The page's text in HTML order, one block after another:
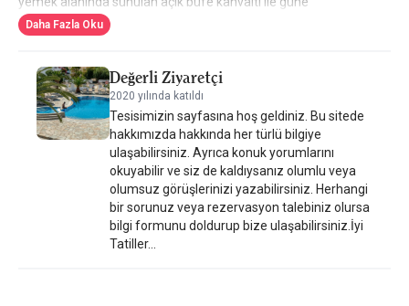
başlayabilirler. Daha sonra otel bünyesindeki barda serinletici
Siros Havalimanı ise 8 km mesafede yer almaktadır. Tesiste özel
otopark ücretsizdir.
Daha Fazla Oku
Değerli Ziyaretçi
2020 yılında katıldı
Tesisimizin sayfasına hoş geldiniz. Bu sitede
hakkımızda hakkında her türlü bilgiye
ulaşabilirsiniz. Ayrıca konuk yorumlarını
okuyabilir ve siz de kaldıysanız olumlu veya
olumsuz görüşlerinizi yazabilirsiniz. Herhangi
bir sorunuz veya rezervasyon talebiniz olursa
bilgi formunu doldurup bize ulaşabilirsiniz.İyi
Tatiller...